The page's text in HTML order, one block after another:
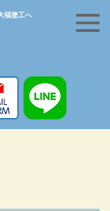
福塗工へ